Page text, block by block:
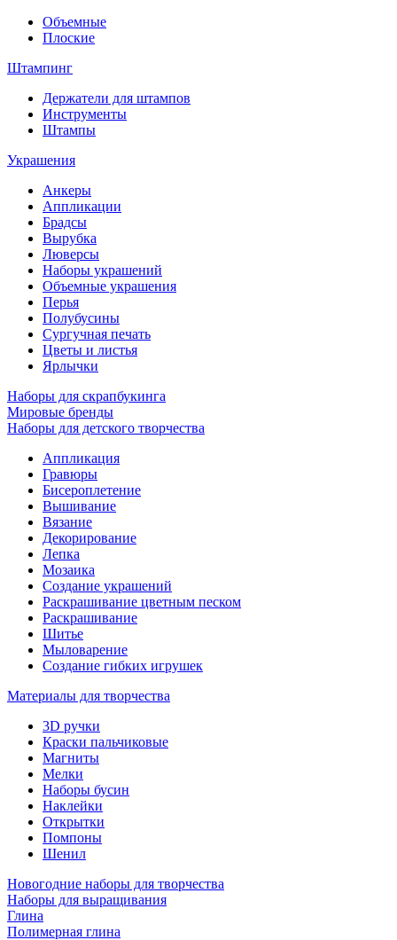
Объемные
Плоские
Штампинг
Держатели для штампов
Инструменты
Штампы
Украшения
Анкеры
Аппликации
Брадсы
Вырубка
Люверсы
Наборы украшений
Объемные украшения
Перья
Полубусины
Сургучная печать
Цветы и листья
Ярлычки
Наборы для скрапбукинга
Мировые бренды
Наборы для детского творчества
Аппликация
Гравюры
Бисероплетение
Вышивание
Вязание
Декорирование
Лепка
Мозаика
Создание украшений
Раскрашивание цветным песком
Раскрашивание
Шитье
Мыловарение
Создание гибких игрушек
Материалы для творчества
3D ручки
Краски пальчиковые
Магниты
Мелки
Наборы бусин
Наклейки
Открытки
Помпоны
Шенил
Новогодние наборы для творчества
Наборы для выращивания
Глина
Полимерная глина